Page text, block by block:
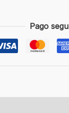
Pago